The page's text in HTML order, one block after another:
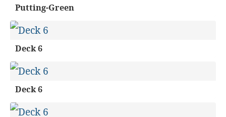
Putting-Green
Deck 6
Deck 6